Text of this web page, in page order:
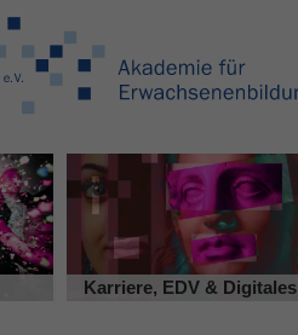
Karriere, EDV & Digitales